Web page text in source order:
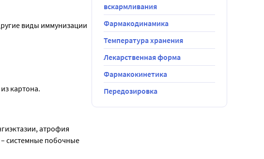
виды иммунизации
и
отсроченные.
картона.
атрофия
системные побочные
вскармливания
Фармакодинамика
Температура хранения
Лекарственная форма
Фармакокинетика
Передозировка